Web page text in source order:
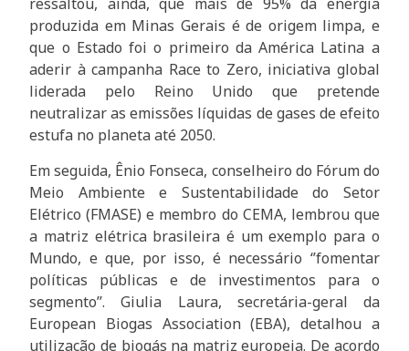
ressaltou, ainda, que mais de 95% da energia
produzida em Minas Gerais é de origem limpa, e
que o Estado foi o primeiro da América Latina a
aderir à campanha Race to Zero, iniciativa global
liderada pelo Reino Unido que pretende
neutralizar as emissões líquidas de gases de efeito
estufa no planeta até 2050.
Em seguida, Ênio Fonseca, conselheiro do Fórum do
Meio Ambiente e Sustentabilidade do Setor
Elétrico (FMASE) e membro do CEMA, lembrou que
a matriz elétrica brasileira é um exemplo para o
Mundo, e que, por isso, é necessário ‘’fomentar
políticas públicas e de investimentos para o
segmento’’. Giulia Laura, secretária-geral da
European Biogas Association (EBA), detalhou a
utilização de biogás na matriz europeia. De acordo